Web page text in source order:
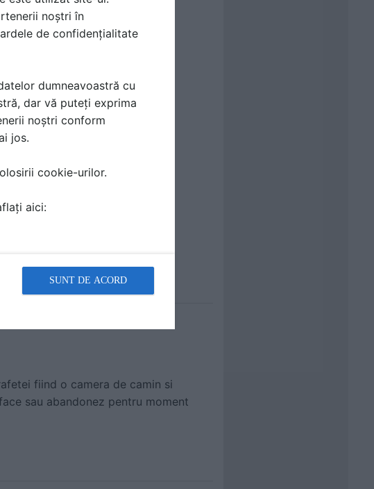
de glet sau aplicat rigips.
fiind o camera de camin si
sau abandonez pentru moment
noștri în
de confidențialitate
dumneavoastră cu
dar vă puteți exprima
noștri conform
jos.
cookie-urilor.
aici:
SUNT DE ACORD